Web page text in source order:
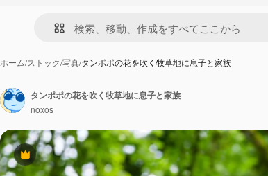
ホーム/ストック/写真/タンポポの花を吹く牧草地に息子と家族
Premium
タンポポの花を吹く牧草地に息子と家族
noxos